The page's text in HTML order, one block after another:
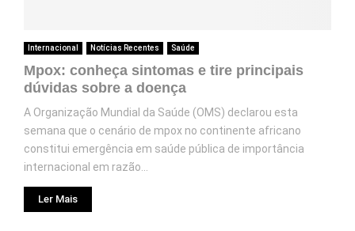
Internacional Notícias Recentes Saúde
Mpox: conheça sintomas e tire principais
dúvidas sobre a doença
A Organização Mundial da Saúde (OMS) declarou esta
semana que o cenário de mpox no continente africano
constitui emergência em saúde pública de importância
internacional em razão...
Ler Mais